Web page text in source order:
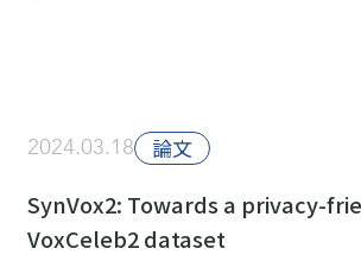
2024.03.18 論文
SynVox2: Towards a privacy-
VoxCeleb2 dataset